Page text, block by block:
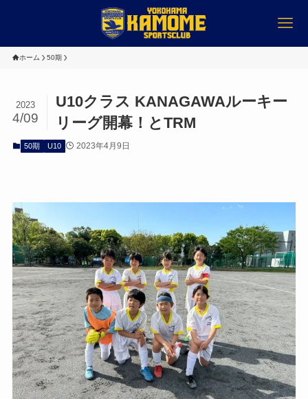
ホーム 50期
U10クラス KANAGAWAルーキー
リーグ開幕！とTRM
2023
4/09
50期 U10 2023年4月9日